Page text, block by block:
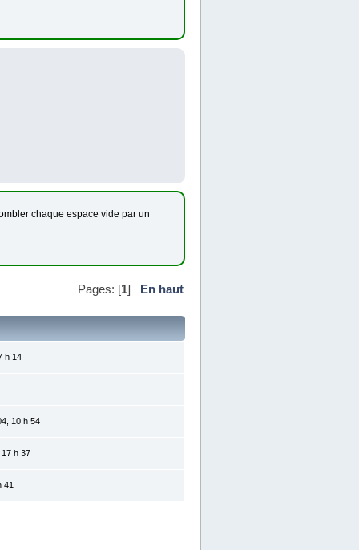
chaque espace vide par un
Pages: [1] En haut
h 14
10 h 54
h 37
41